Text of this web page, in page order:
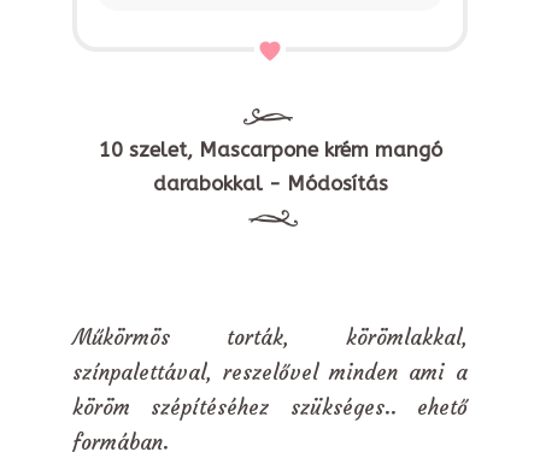
10 szelet, Mascarpone krém mangó
darabokkal - Módosítás
Műkörmös torták, körömlakkal,
színpalettával, reszelővel minden ami a
köröm szépítéséhez szükséges.. ehető
formában.